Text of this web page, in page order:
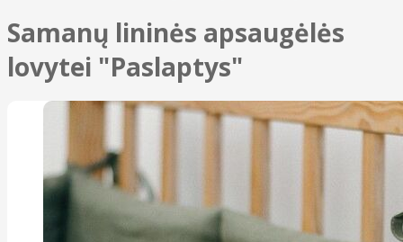
Samanų lininės apsaugėlės
lovytei "Paslaptys"